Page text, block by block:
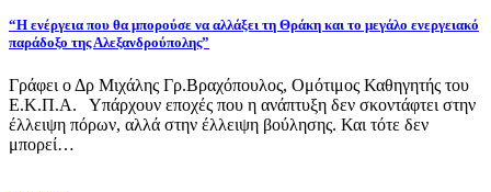
“Η ενέργεια που θα μπορούσε να αλλάξει τη Θράκη και το μεγάλο ενεργειακό
παράδοξο της Αλεξανδρούπολης”
Γράφει ο Δρ Μιχάλης Γρ.Βραχόπουλος, Ομότιμος Καθηγητής του
Ε.Κ.Π.Α. Υπάρχουν εποχές που η ανάπτυξη δεν σκοντάφτει στην
έλλειψη πόρων, αλλά στην έλλειψη βούλησης. Και τότε δεν
μπορεί…